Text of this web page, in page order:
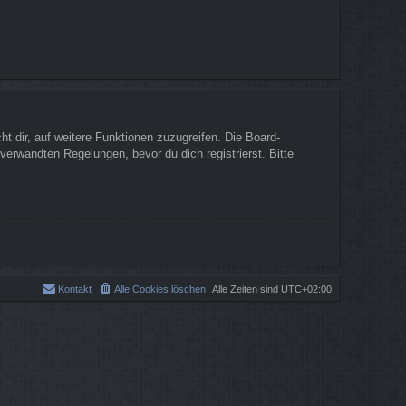
dir, auf weitere Funktionen zuzugreifen. Die Board-
Regelungen, bevor du dich registrierst. Bitte
Alle Zeiten sind UTC+02:00
Alle Cookies löschen
Kontakt